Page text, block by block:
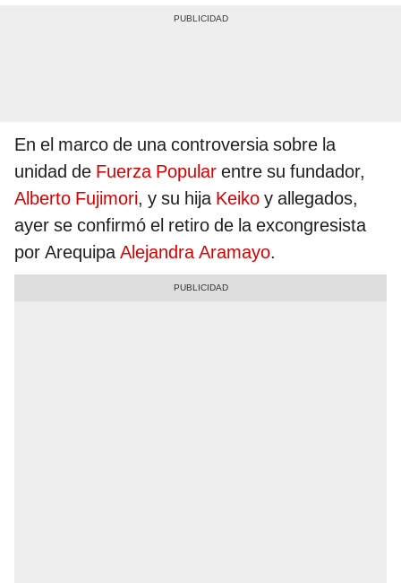
En el marco de una controversia sobre la
unidad de Fuerza Popular entre su fundador,
Alberto Fujimori, y su hija Keiko y allegados,
ayer se confirmó el retiro de la excongresista
por ArequipaAlejandra Aramayo.